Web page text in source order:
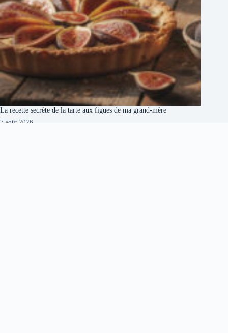
La recette secrète de la tarte aux figues de ma grand-mère
7 août 2026